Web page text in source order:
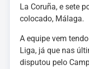
La Coruña, e sete
colocado, Málaga.
A equipe vem
Liga, já que nas
disputou pelo